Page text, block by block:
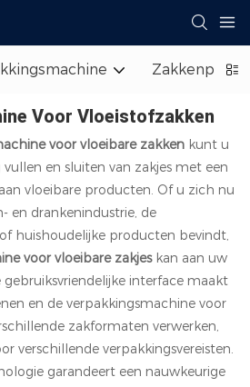
Voor Vloeistofzakken
voor vloeibare zakken kunt u
en sluiten van zakjes met een
vloeibare producten. Of u zich nu
en drankenindustrie, de
huishoudelijke producten bevindt,
voor vloeibare zakjes kan aan uw
interface maakt
en de verpakkingsmachine voor
zakformaten verwerken,
verschillende verpakkingsvereisten.
garandeert een nauwkeurige